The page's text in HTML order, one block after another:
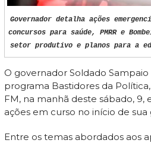
Governador detalha ações
concursos para saúde, PMRR e
setor produtivo e planos para a
O governador Soldado
programa Bastidores da
FM, na manhã deste sábado, 9,
ações em curso no início de sua
Entre os temas abordados aos